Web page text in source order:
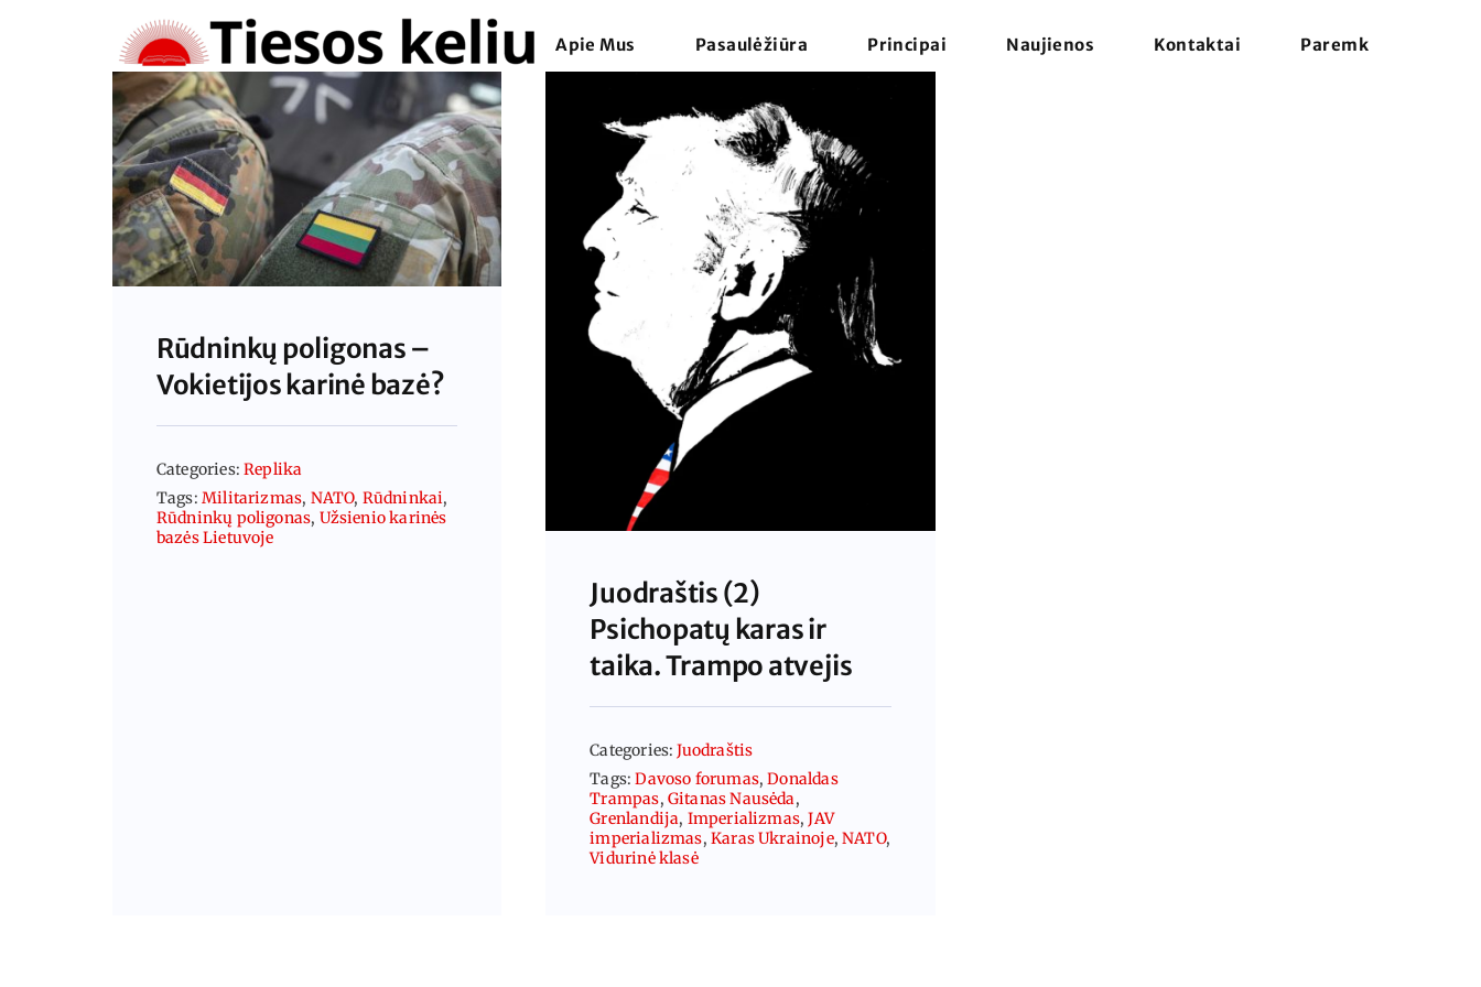
Apie Mus Pasaulėžiūra Principai Naujienos Kontaktai Paremk
Rūdninkų poligonas –
Vokietijos karinė bazė?
Categories:Replika
Tags:Militarizmas, NATO, Rūdninkai,
Rūdninkų poligonas, Užsienio karinės
bazės Lietuvoje
Juodraštis (2)
Psichopatų karas ir
taika. Trampo atvejis
Categories:Juodraštis
Tags:Davoso forumas,Donaldas
Trampas, Gitanas Nausėda,
Grenlandija, Imperializmas,JAV
imperializmas,Karas Ukrainoje,NATO,
Vidurinė klasė